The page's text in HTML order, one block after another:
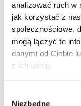
analizować ruch w
jak korzystać z
społecznościowe,
mogą łączyć te
danymi od Ciebie
z ich usług.
Niezbędne
Adres e-mail: *
Nazwa firmy: